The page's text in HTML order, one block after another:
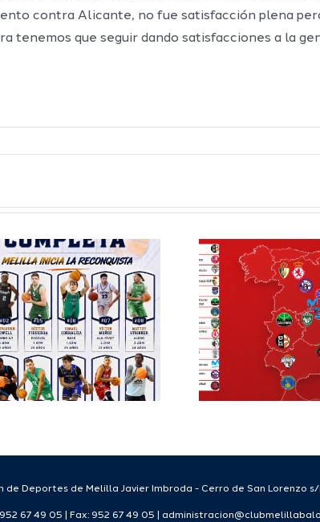
contra Alicante, no fue satisfacción plena
tenemos que seguir dando satisfacciones a la
Definidos el
grupo de
Segunda FEB y
la Copa España
FEB para el
Melilla Ciudad
del Deporte
de Deportes de Melilla Javier Imbroda - Cerro de San Lorenzo
67 49 05 | Fax: 952 67 49 05 |